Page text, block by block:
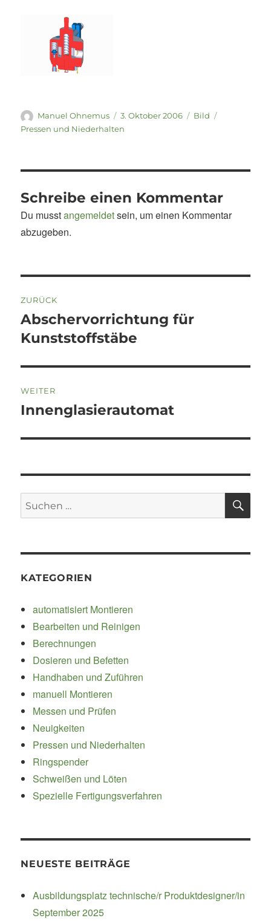
Autor
Manuel Ohnemus
Veröffentlicht
am
3. Oktober 2006 Format
Bild
Pressen und Niederhalten
Schreibe einen Kommentar
Du musstangemeldetsein, um einen Kommentar
abzugeben.
ZURÜCK
Vorheriger
Beitrag:
Abschervorrichtung für
Kunststoffstäbe
WEITER
Nächster
Innenglasierautomat
Suchen
nach:
KATEGORIEN
automatisiert Montieren
Bearbeiten und Reinigen
Berechnungen
Dosieren und Befetten
Handhaben und Zuführen
manuell Montieren
Messen und Prüfen
Neuigkeiten
Pressen und Niederhalten
Ringspender
Schweißen und Löten
Spezielle Fertigungsverfahren
NEUESTE BEITRÄGE
Ausbildungsplatz technische/r Produktdesigner/in
September 2025